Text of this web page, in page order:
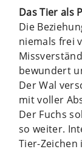
Das Tier als
Die
niemals frei
bewundert
Der Wal
mit voller
Der Fuchs
so weiter.
Tier-